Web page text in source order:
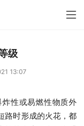
级
13:07
性或易燃性物质外
路时形成的火花，都